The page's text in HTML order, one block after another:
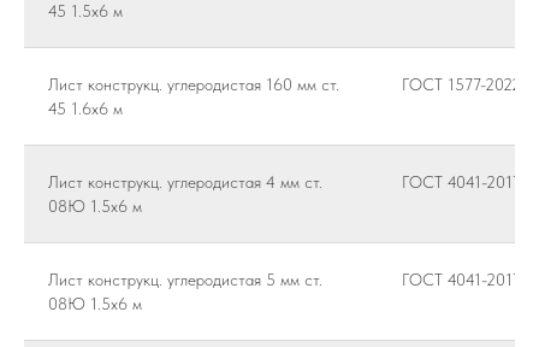
45 1.5х6 м
Лист конструкц. углеродистая 160 мм ст.
45 1.6х6 м
ГОСТ 1577-2022
Лист конструкц. углеродистая 4 мм ст.
08Ю 1.5х6 м
ГОСТ 4041-2017
Лист конструкц. углеродистая 5 мм ст.
08Ю 1.5х6 м
ГОСТ 4041-2017